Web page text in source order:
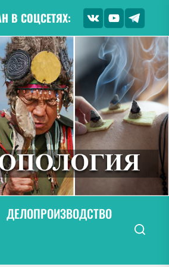
В СОЦСЕТЯХ:
ДЕЛОПРОИЗВОДСТВО